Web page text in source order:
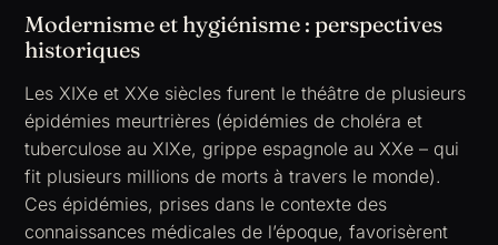
Modernisme et hygiénisme : perspectives
historiques
Les XIXe et XXe siècles furent le théâtre de plusieurs
épidémies meurtrières (épidémies de choléra et
tuberculose au XIXe, grippe espagnole au XXe – qui
fit plusieurs millions de morts à travers le monde).
Ces épidémies, prises dans le contexte des
connaissances médicales de l’époque, favorisèrent